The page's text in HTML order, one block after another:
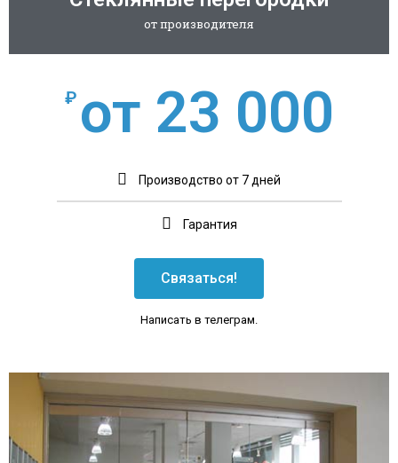
от производителя
₽ от 23 000
Производство от 7 дней
Гарантия
Связаться!
Написать в телеграм.